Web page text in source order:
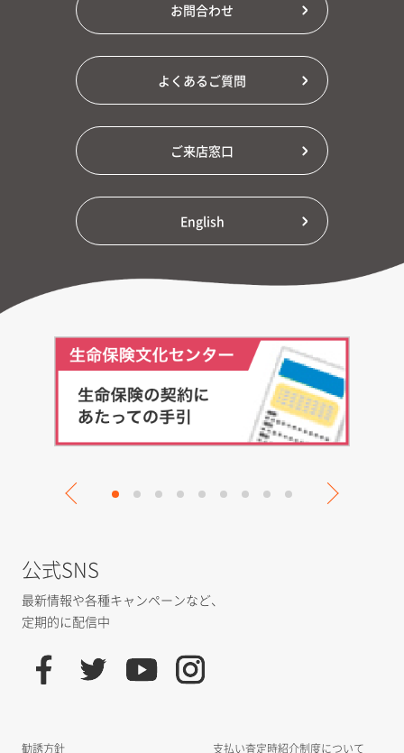
お問合わせ
よくあるご質問
ご来店窓口
English
公式SNS
最新情報や各種キャンペーンなど、
定期的に配信中
勧誘方針 支払い査定時紹介制度について